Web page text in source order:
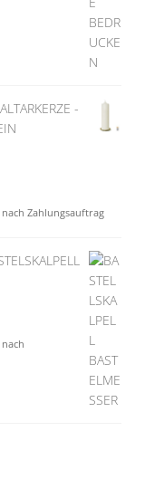
-
nach Zahlungsauftrag